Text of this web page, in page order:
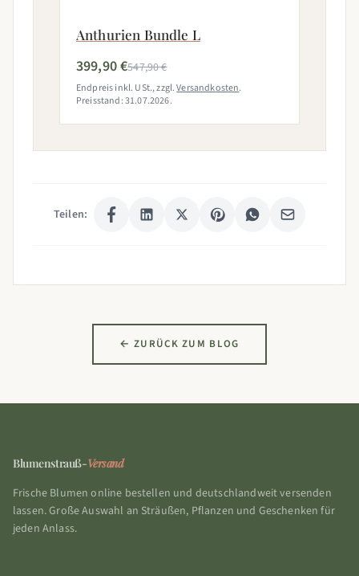
Anthurien Bundle L
399,90 €547,90 €
Endpreis inkl. USt., zzgl.Versandkosten.
Preisstand: 31.07.2026.
Teilen:
← ZURÜCK ZUM BLOG
Blumenstrauß-Versand
Frische Blumen online bestellen und deutschlandweit versenden
lassen. Große Auswahl an Sträußen, Pflanzen und Geschenken für
jeden Anlass.